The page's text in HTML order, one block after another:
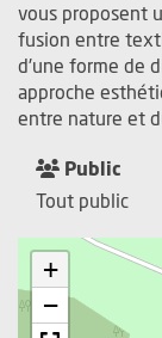
vous proposent
fusion entre
d'une forme de
approche
entre nature et
Public
Tout public
+
−